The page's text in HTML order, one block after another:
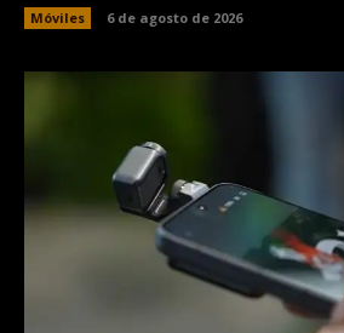
Móviles 6 de agosto de 2026